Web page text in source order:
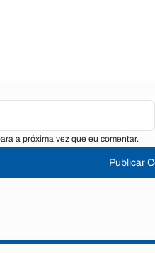
a próxima vez que eu comentar.
Publicar